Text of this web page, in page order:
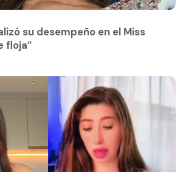
su desempeño en el Miss
floja”